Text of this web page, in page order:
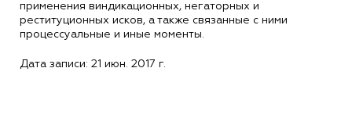
применения виндикационных, негаторных и
реституционных исков, а также связанные с ними
процессуальные и иные моменты.
Дата записи: 21 июн. 2017 г.